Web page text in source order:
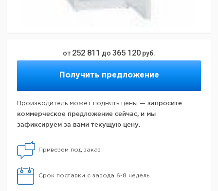
от 252 811 до 365 120 руб.
Получить предложение
Производитель может поднять цены — запросите
коммерческое предложение сейчас, и мы
зафиксируем за вами текущую цену.
Привезем под заказ
Срок поставки с завода 6-8 недель